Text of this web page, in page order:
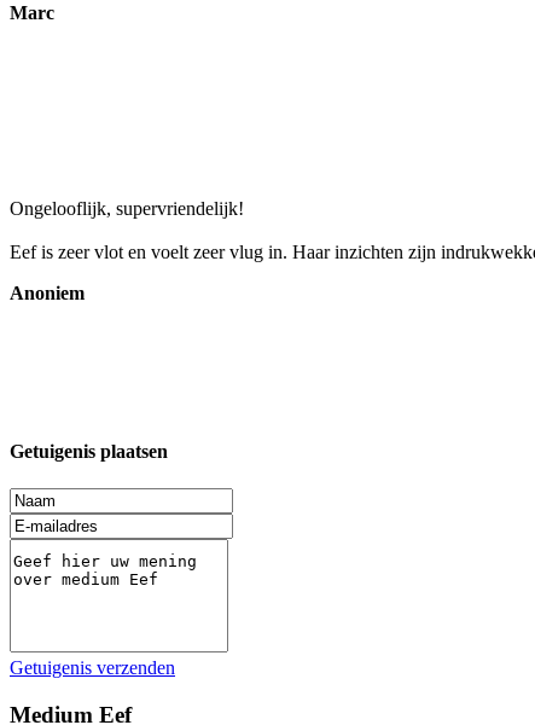
Marc
Ongelooflijk, supervriendelijk!
Eef is zeer vlot en voelt zeer vlug in. Haar inzichten zijn
Anoniem
Getuigenis plaatsen
Getuigenis verzenden
Medium Eef